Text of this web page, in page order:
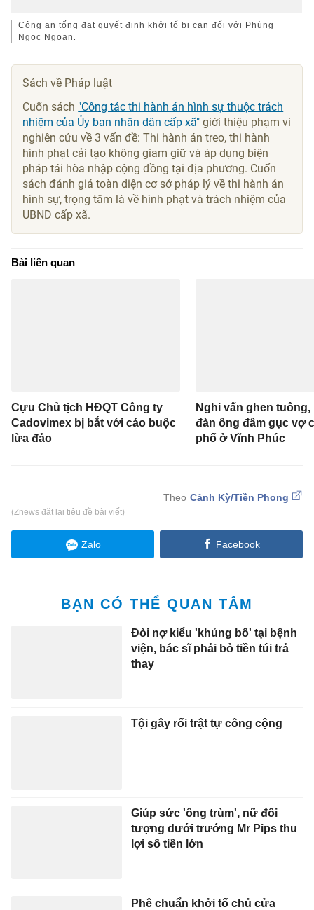
Công an tống đạt quyết định khởi tố bị can đối với Phùng
Ngọc Ngoan.
Sách về Pháp luật
Cuốn sách "Công tác thi hành án hình sự thuộc trách
nhiệm của Ủy ban nhân dân cấp xã" giới thiệu phạm vi
nghiên cứu về 3 vấn đề: Thi hành án treo, thi hành
hình phạt cải tạo không giam giữ và áp dụng biện
pháp tái hòa nhập cộng đồng tại địa phương. Cuốn
sách đánh giá toàn diện cơ sở pháp lý về thi hành án
hình sự, trọng tâm là về hình phạt và trách nhiệm của
UBND cấp xã.
Bài liên quan
Cựu Chủ tịch HĐQT Công ty
Cadovimex bị bắt với cáo buộc
lừa đảo
Nghi vấn ghen
đàn ông đâm gục vợ
phố ở Vĩnh Phúc
Cảnh Kỳ/Tiền Phong
(Znews đặt lại tiêu đề bài viết)
Zalo Facebook
BẠN CÓ THỂ QUAN TÂM
Đòi nợ kiểu 'khủng bố' tại bệnh
viện, bác sĩ phải bỏ tiền túi trả
thay
Tội gây rối trật tự công cộng
Giúp sức 'ông trùm', nữ đối
tượng dưới trướng Mr Pips thu
lợi số tiền lớn
Phê chuẩn khởi tố chủ cửa